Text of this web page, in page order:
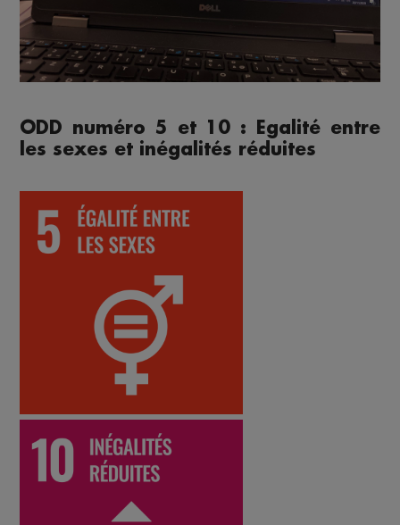
ODD numéro 5 et 10 : Egalité entre
les sexes et inégalités réduites